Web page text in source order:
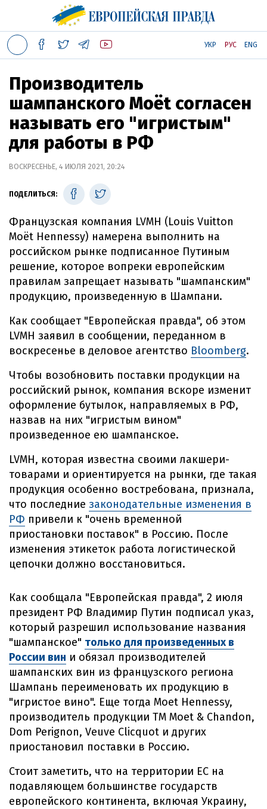
УКР РУС ENG
Производитель
шампанского Moёt согласен
называть его "игристым"
для работы в РФ
ВОСКРЕСЕНЬЕ, 4 ИЮЛЯ 2021, 20:24
ПОДЕЛИТЬСЯ:
Французская компания LVMH (Louis Vuitton
Moët Hennessy) намерена выполнить на
российском рынке подписанное Путиным
решение, которое вопреки европейским
правилам запрещает называть "шампанским"
продукцию, произведенную в Шампани.
Как сообщает "Европейская правда", об этом
LVMH заявил в сообщении, переданном в
воскресенье в деловое агентство Bloomberg.
Чтобы возобновить поставки продукции на
российский рынок, компания вскоре изменит
оформление бутылок, направляемых в РФ,
назвав на них "игристым вином"
произведенное ею шампанское.
LVMH, которая известна своими лакшери-
товарами и ориентируется на рынки, где такая
продукция особенно востребована, признала,
что последние законодательные изменения в
РФ привели к "очень временной
приостановки поставок" в Россию. После
изменения этикеток работа логистической
цепочки должно восстановиться.
Как сообщала "Европейская правда", 2 июля
президент РФ Владимир Путин подписал указ,
который разрешил использование названия
"шампанское" только для произведенных в
России вин и обязал производителей
шампанских вин из французского региона
Шампань переименовать их продукцию в
"игристое вино". Еще тогда Moet Hennessy,
производитель продукции ТМ Moet & Chandon,
Dom Perignon, Veuve Сlicquot и других
приостановил поставки в Россию.
Стоит заметить, что на территории ЕС на
подавляющем большинстве государств
европейского континента, включая Украину,